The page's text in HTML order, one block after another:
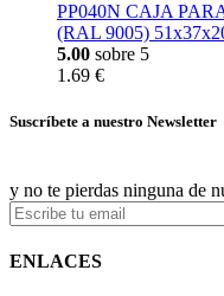
PP040N CAJA
(RAL 9005)
5.00 sobre 5
1.69 €
Suscríbete a nuestro Newsletter
y no te pierdas ninguna de
ENLACES